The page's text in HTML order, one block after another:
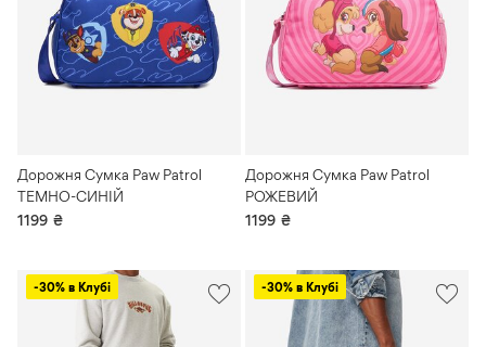
Дорожня Сумка Paw Patrol
ТЕМНО-СИНІЙ
1199 ₴
Дорожня Сумка Paw Patrol
РОЖЕВИЙ
1199 ₴
-30% в Клубі -30% в Клубі